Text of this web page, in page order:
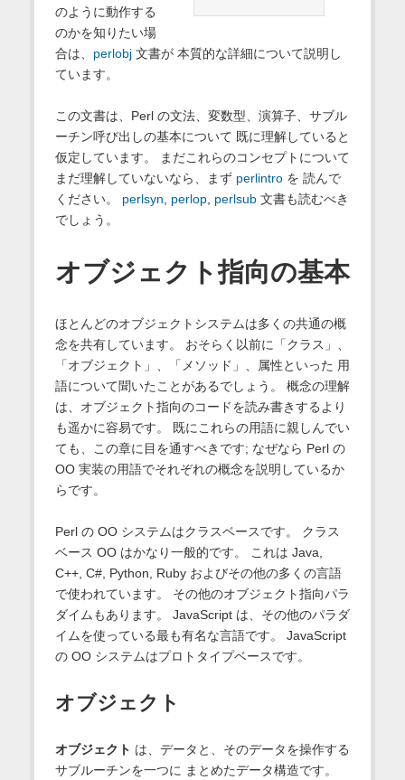
のように動作する
のかを知りたい場
合は、 perlobj文書が 本質的な詳細について説明し
ています。
この文書は、Perl の文法、変数型、演算子、サブル
ーチン呼び出しの基本について 既に理解していると
仮定しています。 まだこれらのコンセプトについて
まだ理解していないなら、まず perlintroを 読んで
ください。 perlsyn perlop, perlsub文書も読むべき
でしょう。
オブジェクト指向の基本
ほとんどのオブジェクトシステムは多くの共通の概
念を共有しています。 おそらく以前に「クラス」、
「オブジェクト」、「メソッド」、属性といった 用
語について聞いたことがあるでしょう。 概念の理解
は、オブジェクト指向のコードを読み書きするより
も遥かに容易です。 既にこれらの用語に親しんでい
ても、この章に目を通すべきです; なぜなら Perl の
OO 実装の用語でそれぞれの概念を説明しているか
らです。
Perl の OO システムはクラスベースです。 クラス
ベース OO はかなり一般的です。 これは Java,
C++, C#, Python, Ruby およびその他の多くの言語
で使われています。 その他のオブジェクト指向パラ
ダイムもあります。 JavaScript は、その他のパラダ
イムを使っている最も有名な言語です。 JavaScript
の OO システムはプロトタイプベースです。
オブジェクト
オブジェクト は、データと、そのデータを操作する
サブルーチンを一つに まとめたデータ構造です。